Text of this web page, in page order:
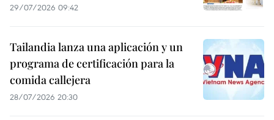
29/07/2026 09:42
Tailandia lanza una aplicación y un
programa de certificación para la
comida callejera
28/07/2026 20:30